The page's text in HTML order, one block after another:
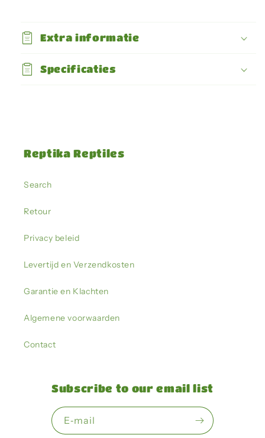
Extra informatie
Specificaties
Reptika Reptiles
Search
Retour
Privacy beleid
Levertijd en Verzendkosten
Garantie en Klachten
Algemene voorwaarden
Contact
Subscribe to our email list
E‑mail